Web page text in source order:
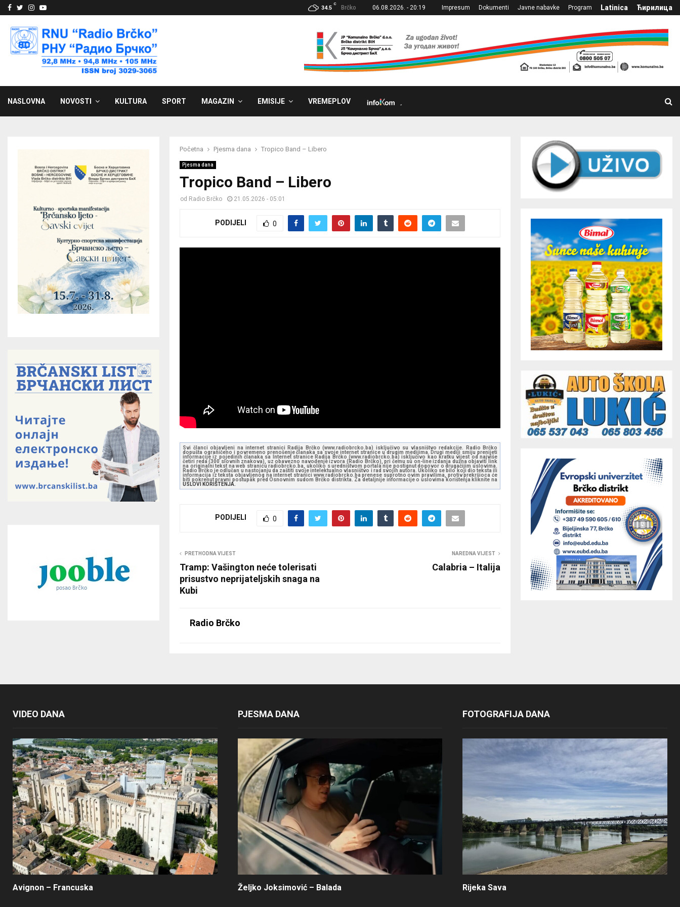
Facebook
Twitter
Instagram
Youtube 34.5
C
Brčko 06.08.2026. - 20:19 Impresum Dokumenti Javne nabavke Program Latinica Ћирилица
NASLOVNA NOVOSTI KULTURA SPORT MAGAZIN EMISIJE VREMEPLOV
Početna Pjesma dana Tropico Band – Libero
Pjesma dana
Tropico Band – Libero
od Radio Brčko 21.05.2026 - 05:01
PODIJELI 0
Svi članci objavljeni na internet stranici Radija Brčko (www.radiobrcko.ba) isključivo su vlasništvo redakcije. Radio Brčko
dopušta ograničeno i povremeno prenošenje članaka sa svoje internet stranice u drugim medijima. Drugi mediji smiju prenijeti
informacije iz pojedinih članaka sa Internet stranice Radija Brčko (www.radiobrcko.ba) isključivo kao kratku vijest od najviše
četiri reda (300 slovnih znakova), uz obavezno navođenje izvora (Radio Brčko), pri čemu su on-line izdanja dužna objaviti link
na originalni tekst na web stranicu radiobrcko.ba, ukoliko s uredništvom portala nije postignut dogovor o drugačijim uslovima.
Radio Brčko je odlučan u nastojanju da zaštiti svoje intelektualno vlasništvo i rad svojih autora. Ukoliko se bilo koji dio teksta ili
informacija iz teksta objavljenog na internet stranici www.radiobrcko.ba prenese suprotno ovim pravilima, protiv prekršioca će
biti pokrenut pravni postupak pred Osnovnim sudom Brčko distrikta. Za detaljnije informacije o uslovima korištenja kliknite na
USLOVI KORIŠTENJA.
PODIJELI 0
PRETHODNA VIJEST
Tramp: Vašington neće tolerisati
prisustvo neprijateljskih snaga na
Kubi
NAREDNA VIJEST
Calabria – Italija
Radio Brčko
VIDEO DANA
Avignon – Francuska
PJESMA DANA
Željko Joksimović – Balada
FOTOGRAFIJA DANA
Rijeka Sava